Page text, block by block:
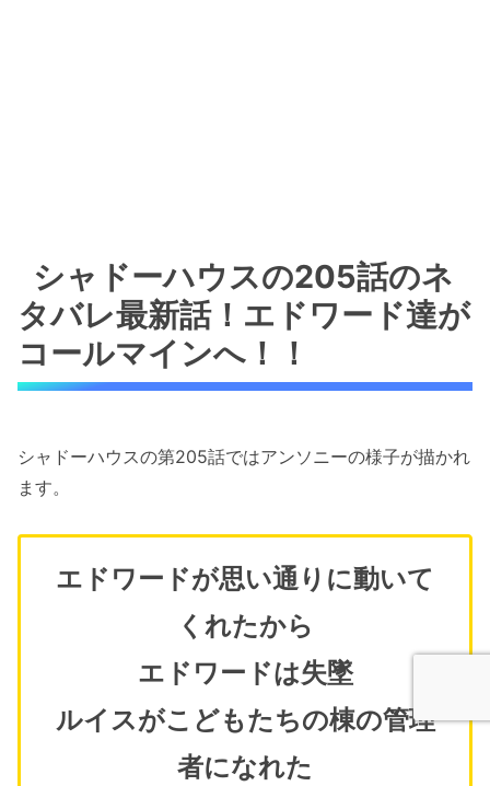
シャドーハウスの205話のネ
タバレ最新話！エドワード達が
コールマインへ！！
シャドーハウスの第205話ではアンソニーの様子が描かれ
ます。
エドワードが思い通りに動いて
くれたから
エドワードは失墜
ルイスがこどもたちの棟の管理
者になれた